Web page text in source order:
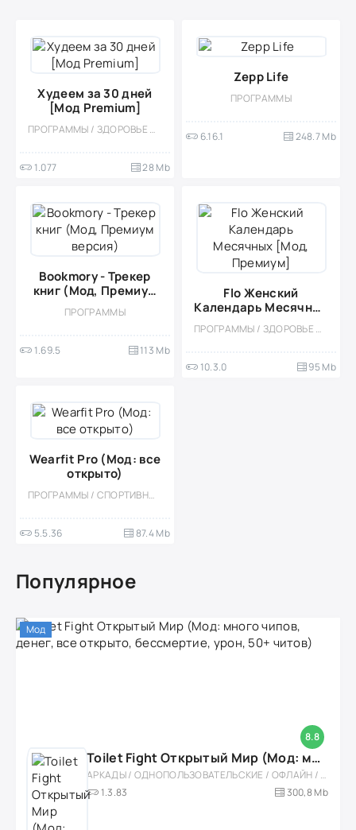
Худеем за 30 дней
[Мод Premium]
ПРОГРАММЫ / ЗДОРОВЬЕ И ФИТНЕС / МОД
1.077 28 Mb
Zepp Life
ПРОГРАММЫ
6.16.1 248.7 Mb
Bookmory - Трекер
книг (Мод, Премиум
версия)
ПРОГРАММЫ
1.69.5 113 Mb
Flo Женский
Календарь Месячных
[Мод, Премиум] ПРОГРАММЫ / ЗДОРОВЬЕ И ФИТНЕС / МОД
10.3.0 95 Mb
Wearfit Pro (Мод: все
открыто)
ПРОГРАММЫ / СПОРТИВНЫЕ / ЗДОРОВЬЕ И ФИТНЕС
5.5.36 87.4 Mb
Популярное
8.8
Мод
Toilet Fight Открытый Мир (Мод: много чипов, денег, все открыто, бессмертие, урон, 50+ читов)
АРКАДЫ / ОДНОПОЛЬЗОВАТЕЛЬСКИЕ / ОФЛАЙН / МОД / РОЛЕВЫЕ / ШУТЕРЫ / ОТКРЫТЫЙ МИР / ВСТРОЕННЫЙ КЕШ / 3D / ЭКШЕНЫ / ТУАЛЕТНЫЕ ВОЙНЫ / ДЛЯ ДЕТЕЙ
1.3.83
300,8 Mb